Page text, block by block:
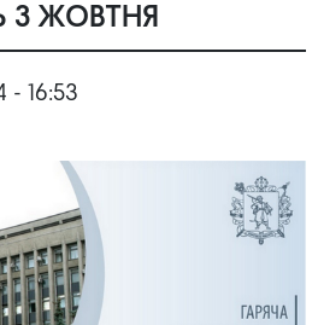
3 ЖОВТНЯ
- 16:53